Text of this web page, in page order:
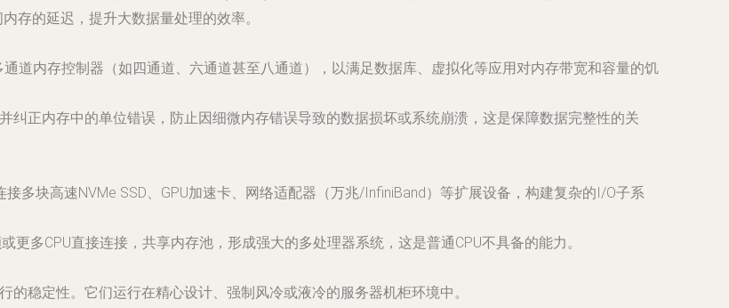
存的延迟，提升大数据量处理的效率。
通道内存控制器 （如四通道、六通道甚至八通道），以满足数据库、虚拟化等应用对内存带宽和容量的饥
并纠正内存中的单位错误，防止因细微内存错误导致的数据损坏或系统崩溃，这是保障数据完整性的关
接多块高速NVMe SSD、GPU加速卡、网络适配器（万兆/InfiniBand）等扩展设备，构建复杂的I/O子系
或更多CPU直接连接，共享内存池，形成强大的多处理器系统，这是普通CPU不具备的能力。
的稳定性。它们运行在精心设计、强制风冷或液冷的服务器机柜环境中。